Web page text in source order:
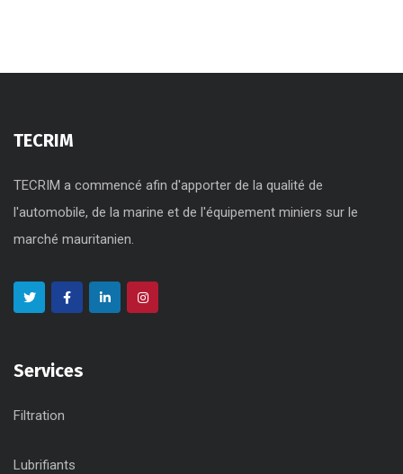
TECRIM
TECRIM a commencé afin d'apporter de la qualité de
l'automobile, de la marine et de l'équipement miniers sur le
marché mauritanien.
Services
Filtration
Lubrifiants